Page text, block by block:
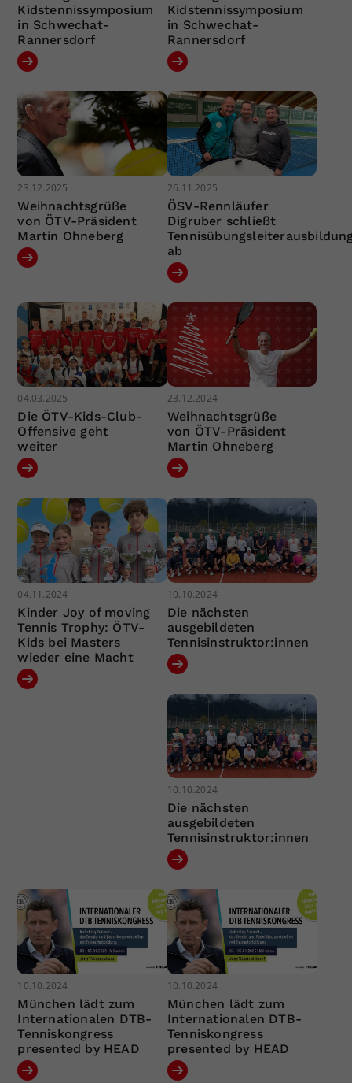
Kidstennissymposium
in Schwechat-
Rannersdorf
Kidstennissymposium
in Schwechat-
Rannersdorf
23.12.2025
Weihnachtsgrüße
von ÖTV-Präsident
Martin Ohneberg
26.11.2025
ÖSV-Rennläufer
Digruber schließt
ab
04.03.2025
Die ÖTV-Kids-Club-
Offensive geht
weiter
23.12.2024
Weihnachtsgrüße
von ÖTV-Präsident
Martin Ohneberg
04.11.2024
Kinder Joy of moving
Tennis Trophy: ÖTV-
Kids bei Masters
wieder eine Macht
10.10.2024
Die nächsten
ausgebildeten
Tennisinstruktor:innen
10.10.2024
Die nächsten
ausgebildeten
Tennisinstruktor:innen
10.10.2024
München lädt zum
Internationalen DTB-
Tenniskongress
presented by HEAD
10.10.2024
München lädt zum
Internationalen DTB-
Tenniskongress
presented by HEAD